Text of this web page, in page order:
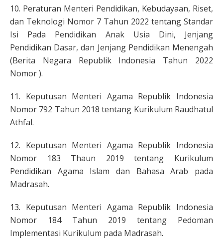
10. Peraturan Menteri Pendidikan, Kebudayaan, Riset,
dan Teknologi Nomor 7 Tahun 2022 tentang Standar
Isi Pada Pendidikan Anak Usia Dini, Jenjang
Pendidikan Dasar, dan Jenjang Pendidikan Menengah
(Berita Negara Republik Indonesia Tahun 2022
Nomor ).
11. Keputusan Menteri Agama Republik Indonesia
Nomor 792 Tahun 2018 tentang Kurikulum Raudhatul
Athfal.
12. Keputusan Menteri Agama Republik Indonesia
Nomor 183 Thaun 2019 tentang Kurikulum
Pendidikan Agama Islam dan Bahasa Arab pada
Madrasah.
13. Keputusan Menteri Agama Republik Indonesia
Nomor 184 Tahun 2019 tentang Pedoman
Implementasi Kurikulum pada Madrasah.